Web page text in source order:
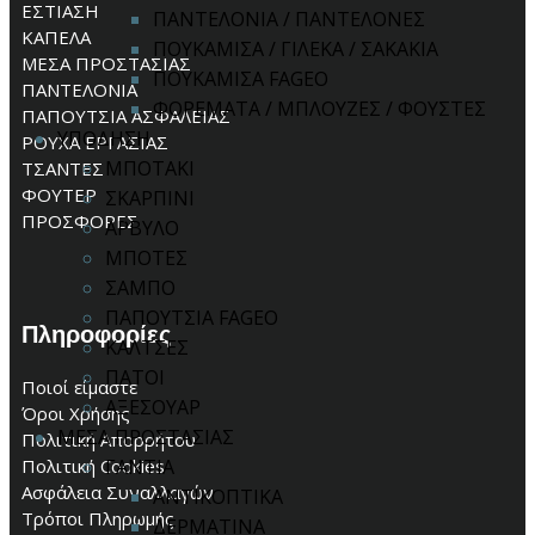
ΠΑΝΤΕΛΟΝΙΑ / ΠΑΝΤΕΛΟΝΕΣ
ΠΟΥΚΑΜΙΣΑ / ΓΙΛΕΚΑ / ΣΑΚΑΚΙΑ
ΠΟΥΚΑΜΙΣΑ FAGEO
ΦΟΡΕΜΑΤΑ / ΜΠΛΟΥΖΕΣ / ΦΟΥΣΤΕΣ
ΥΠΟΔΗΣΗ
ΜΠΟΤΑΚΙ
ΣΚΑΡΠΙΝΙ
ΑΡΒΥΛΟ
ΜΠΟΤΕΣ
ΣΑΜΠΟ
ΠΑΠΟΥΤΣΙΑ FAGEO
ΚΑΛΤΣΕΣ
ΠΑΤΟΙ
ΑΞΕΣΟΥΑΡ
ΜΕΣΑ ΠΡΟΣΤΑΣΙΑΣ
ΓΑΝΤΙΑ
ΑΝΤΙΚΟΠΤΙΚΑ
ΔΕΡΜΑΤΙΝΑ
ΕΣΤΙΑΣΗ
ΚΑΠΕΛΑ
ΜΕΣΑ ΠΡΟΣΤΑΣΙΑΣ
ΠΑΝΤΕΛΟΝΙΑ
ΠΑΠΟΥΤΣΙΑ ΑΣΦΑΛΕΙΑΣ
ΡΟΥΧΑ ΕΡΓΑΣΙΑΣ
ΤΣΑΝΤΕΣ
ΦΟΥΤΕΡ
ΠΡΟΣΦΟΡΕΣ
Πληροφορίες
Ποιοί είμαστε
Όροι Χρήσης
Πολιτική Απορρήτου
Πολιτική Cookies
Ασφάλεια Συναλλαγών
Τρόποι Πληρωμής